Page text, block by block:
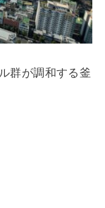
群が調和する釜